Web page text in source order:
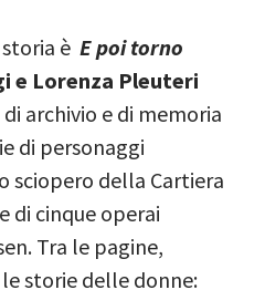
è E poi torno
e Lorenza Pleuteri
archivio e di memoria
di personaggi
sciopero della Cartiera
di cinque operai
Tra le pagine,
storie delle donne: